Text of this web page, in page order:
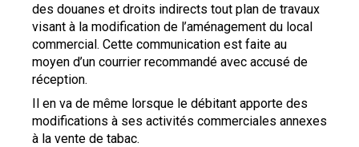
des douanes et droits indirects tout plan de travaux
visant à la modification de l’aménagement du local
commercial. Cette communication est faite au
moyen d’un courrier recommandé avec accusé de
réception.
Il en va de même lorsque le débitant apporte des
modifications à ses activités commerciales annexes
à la vente de tabac.